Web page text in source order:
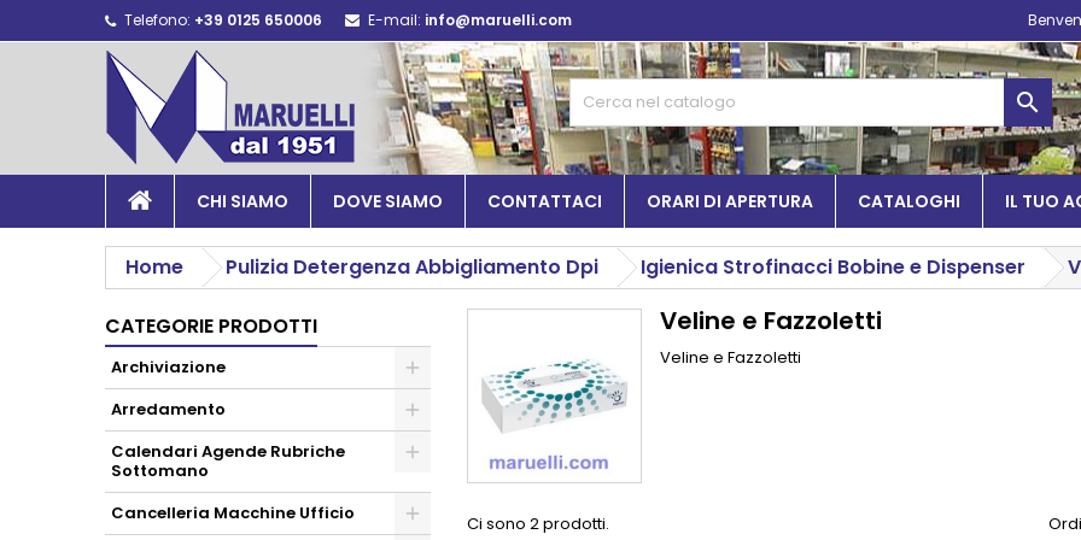
Telefono: +39 0125 650006 E-mail: info@maruelli.com

CHI SIAMO DOVE SIAMO CONTATTACI ORARI DI APERTURA CATALOGHI IL TUO
Home Pulizia Detergenza Abbigliamento Dpi Igienica Strofinacci Bobine e Dispenser
CATEGORIE PRODOTTI
Archiviazione
Arredamento
Calendari Agende Rubriche
Sottomano
Cancelleria Macchine Ufficio
Veline e Fazzoletti
Veline e Fazzoletti
Ci sono 2 prodotti.